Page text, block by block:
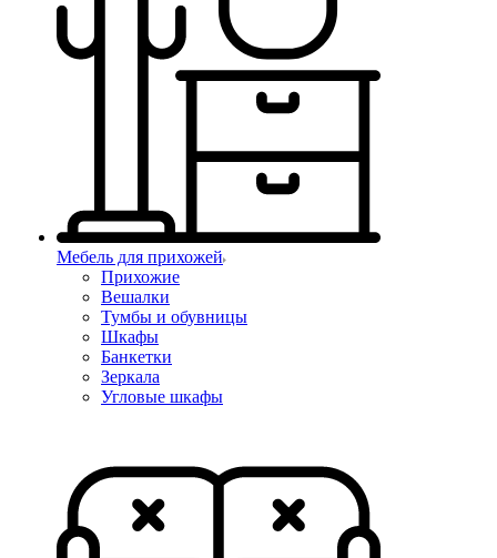
Мебель для прихожей
Прихожие
Вешалки
Тумбы и обувницы
Шкафы
Банкетки
Зеркала
Угловые шкафы